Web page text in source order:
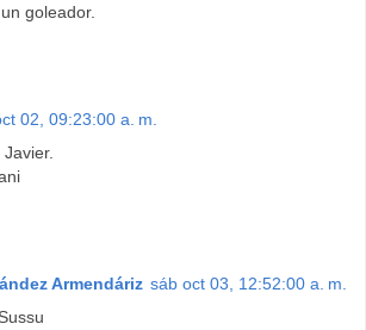
goleador.
02, 09:23:00 a. m.
Armendáriz sáb oct 03, 12:52:00 a. m.